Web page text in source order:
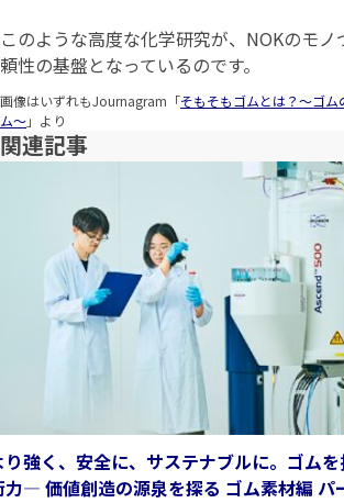
このような高度な化学研究が、NOKのモ
頼性の基盤となっているのです。
画像はいずれもJournagram「そもそもゴムとは？～ゴ
ム～」より
関連記事
り強く、安全に、サステナブルに。ゴム
力― 価値創造の源泉を探る ゴム素材編